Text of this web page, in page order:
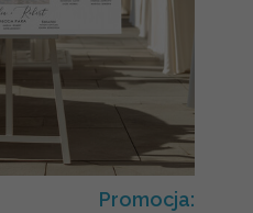
Promocja: